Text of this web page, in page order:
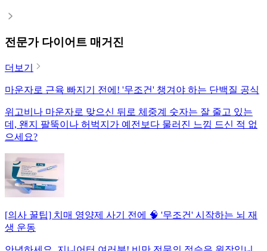
전문가 다이어트 매거진
더보기
마운자로 근육 빠지기 전에! '무조건' 챙겨야 하는 단백질 공식
위고비나 마운자로 맞으신 뒤로 체중계 숫자는 잘 줄고 있는
데, 왠지 팔뚝이나 허벅지가 예전보다 물러진 느낌 드신 적 없
으세요?
[의사 꿀팁] 치매 영양제 사기 전에 🧠 '무조건' 시작하는 뇌 재
생 운동